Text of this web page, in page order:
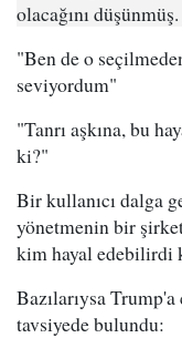
olacağını
"Ben de o
seviyordum"
"Tanrı aşkına, bu
ki?"
Bir kullanıcı dalga
yönetmenin bir
kim hayal edebilirdi
Bazılarıysa
tavsiyede bulundu: